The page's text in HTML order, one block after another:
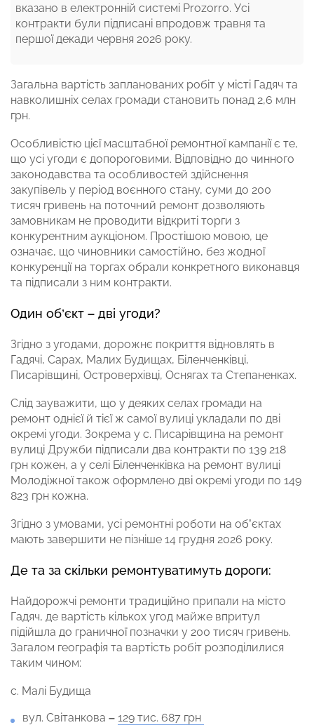
вказано в електронній системі Prozorro. Усі
контракти були підписані впродовж травня та
першої декади червня 2026 року.
Загальна вартість запланованих робіт у місті Гадяч та
навколишніх селах громади становить понад 2,6 млн
грн.
Особливістю цієї масштабної ремонтної кампанії є те,
що усі угоди є допороговими. Відповідно до чинного
законодавства та особливостей здійснення
закупівель у період воєнного стану, суми до 200
тисяч гривень на поточний ремонт дозволяють
замовникам не проводити відкриті торги з
конкурентним аукціоном. Простішою мовою, це
означає, що чиновники самостійно, без жодної
конкуренції на торгах обрали конкретного виконавця
та підписали з ним контракти.
Один об’єкт – дві угоди?
Згідно з угодами, дорожнє покриття відновлять в
Гадячі, Сарах, Малих Будищах, Біленченківці,
Писарівщині, Островерхівці, Оснягах та Степаненках.
Слід зауважити, що у деяких селах громади на
ремонт однієї й тієї ж самої вулиці укладали по дві
окремі угоди. Зокрема у с. Писарівщина на ремонт
вулиці Дружби підписали два контракти по 139 218
грн кожен, а у селі Біленченківка на ремонт вулиці
Молодіжної також оформлено дві окремі угоди по 149
823 грн кожна.
Згідно з умовами, усі ремонтні роботи на об’єктах
мають завершити не пізніше 14 грудня 2026 року.
Де та за скільки ремонтуватимуть дороги:
Найдорожчі ремонти традиційно припали на місто
Гадяч, де вартість кількох угод майже впритул
підійшла до граничної позначки у 200 тисяч гривень.
Загалом географія та вартість робіт розподілилися
таким чином:
с. Малі Будища
вул. Світанкова – 129 тис. 687 грн